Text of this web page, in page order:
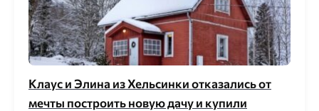
Клаус и Элина из Хельсинки отказались от
мечты построить новую дачу и купили